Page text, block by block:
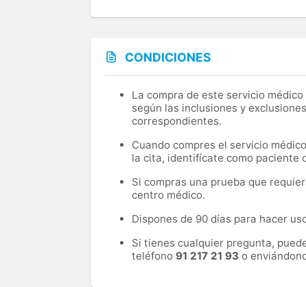
CONDICIONES
La compra de este servicio
según las inclusiones y
correspondientes.
Cuando compres el servicio
la cita, identifícate como paciente
Si compras una prueba que
centro médico.
Dispones de 90 días para hacer
Si tienes cualquier pregunta,
teléfono 91 217 21 93 o